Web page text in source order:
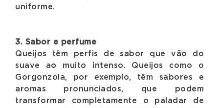
uniforme.
3. Sabor e perfume
Queijos têm perfis de sabor que vão do
suave ao muito intenso. Queijos como o
Gorgonzola, por exemplo, têm sabores e
aromas pronunciados, que podem
transformar completamente o paladar de